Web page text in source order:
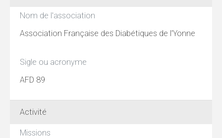
Nom de l'association
Association Française des Diabétiques de l'Yonne
Sigle ou acronyme
AFD 89
Activité
Missions